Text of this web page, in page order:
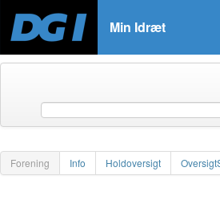
Min Idræt
Forening Info Holdoversigt